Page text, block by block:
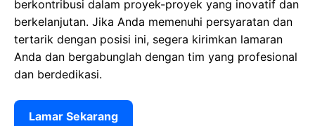
berkontribusi dalam proyek-proyek yang inovatif dan
berkelanjutan. Jika Anda memenuhi persyaratan dan
tertarik dengan posisi ini, segera kirimkan lamaran
Anda dan bergabunglah dengan tim yang profesional
dan berdedikasi.
Lamar Sekarang